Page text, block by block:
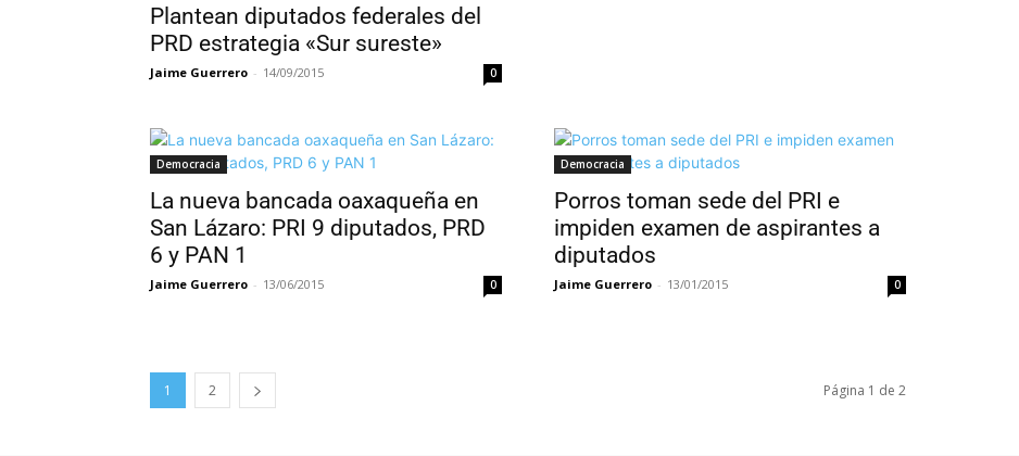
Plantean diputados federales del
PRD estrategia «Sur sureste»
Jaime Guerrero - 14/09/2015 0
Democracia
La nueva bancada oaxaqueña en
San Lázaro: PRI 9 diputados, PRD
6 y PAN 1
Jaime Guerrero - 13/06/2015 0
Democracia
Porros toman sede del PRI e
impiden examen de aspirantes a
diputados
Jaime Guerrero - 13/01/2015 0
1 2 Página 1 de 2